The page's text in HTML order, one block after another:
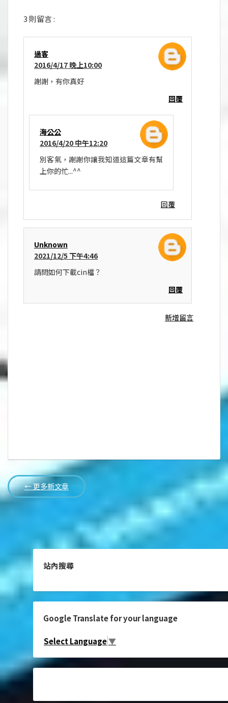
3 則留言 :
過客
2016/4/17 晚上10:00
謝謝，有你真好
回覆
海公公
2016/4/20 中午12:20
別客氣，謝謝你讓我知道這篇文章有幫
上你的忙...^^
回覆
Unknown
2021/12/5 下午4:46
請問如何下載cin檔？
回覆
新增留言
← 更多新文章
站內搜尋
Google Translate for your language
Select Language▼